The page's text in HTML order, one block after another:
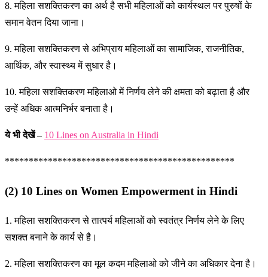
8. महिला सशक्तिकरण का अर्थ है सभी महिलाओं को कार्यस्थल पर पुरुषों के
समान वेतन दिया जाना।
9. महिला सशक्तिकरण से अभिप्राय महिलाओं का सामाजिक, राजनीतिक,
आर्थिक, और स्वास्थ्य में सुधार है।
10. महिला सशक्तिकरण महिलाओ में निर्णय लेने की क्षमता को बढ़ाता है और
उन्हें अधिक आत्मनिर्भर बनाता है।
ये भी देखें – 10 Lines on Australia in Hindi
************************************************
(2) 10 Lines on Women Empowerment in Hindi
1. महिला सशक्तिकरण से तात्पर्य महिलाओं को स्वतंत्र निर्णय लेने के लिए
सशक्त बनाने के कार्य से है।
2. महिला सशक्तिकरण का मूल कदम महिलाओ को जीने का अधिकार देना है।